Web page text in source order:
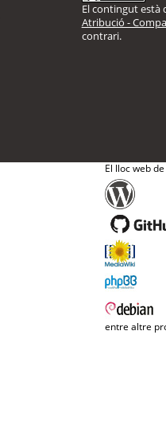
El contingut està
Atribució -
contrari.
El lloc web
entre altre